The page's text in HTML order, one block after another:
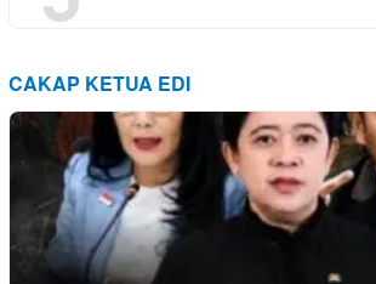
CAKAP KETUA EDI